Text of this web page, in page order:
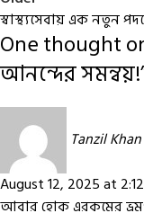
স্বাস্থ্যসেবায় এক নতুন
One thought
আনন্দের সমন্বয়!
Tanzil Khan
August 12, 2025 at
আবার হোক এরকমের